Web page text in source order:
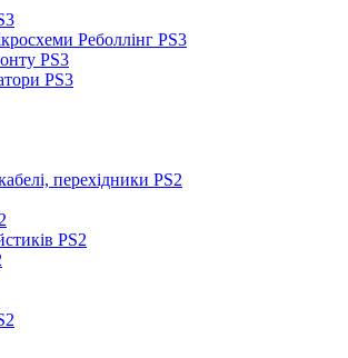
Реболлінг PS3
PS3
PS3
перехідники PS2
PS2